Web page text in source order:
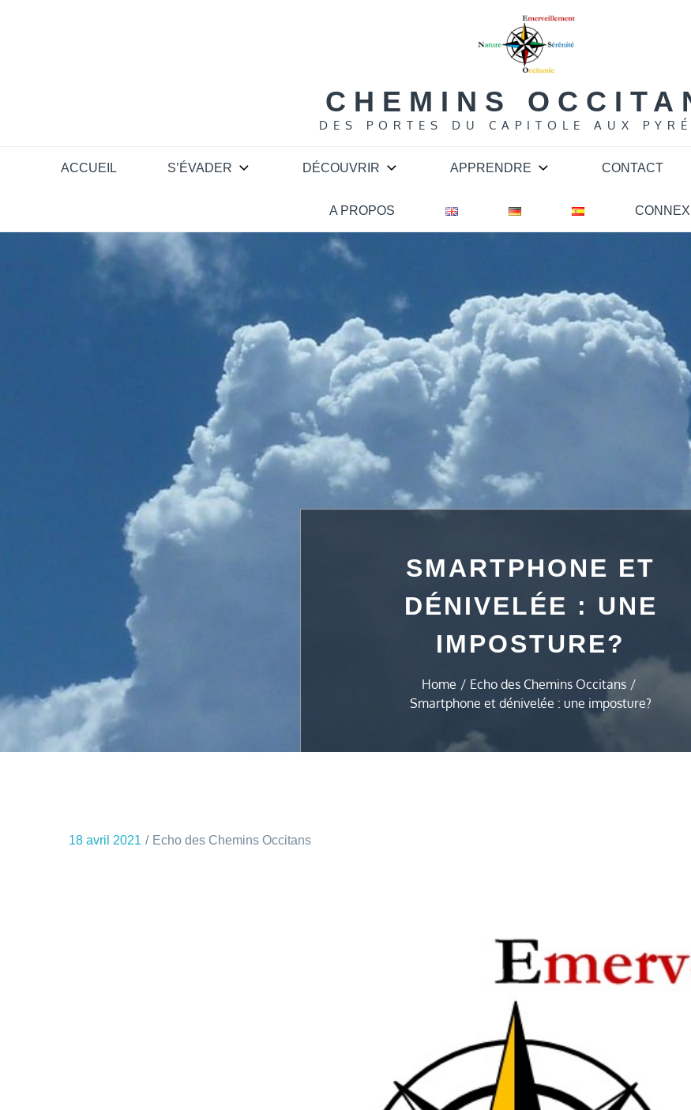
CHEMINS
DES PORTES DU CAPITOLE AUX
ACCUEIL S’ÉVADER DÉCOUVRIR APPRENDRE CONTACT
A PROPOS
SMARTPHONE ET
DÉNIVELÉE : UNE
IMPOSTURE?
Home
Echo des Chemins Occitans
Smartphone et dénivelée : une imposture?
18 avril 2021 Echo des Chemins Occitans